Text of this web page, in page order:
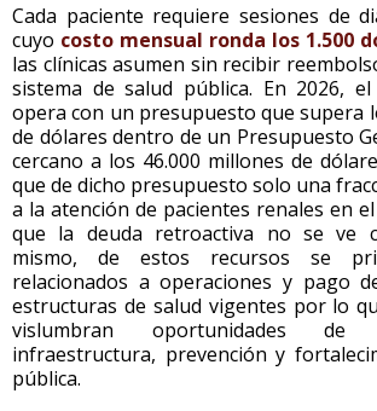
Cada paciente requiere sesiones de
cuyo costo mensual ronda los 1.500
las clínicas asumen sin recibir
sistema de salud pública. En 2026,
opera con un presupuesto que supera
de dólares dentro de un Presupuesto
cercano a los 46.000 millones de
que de dicho presupuesto solo una
a la atención de pacientes renales en
que la deuda retroactiva no se ve
mismo, de estos recursos se
relacionados a operaciones y pago
estructuras de salud vigentes por lo
vislumbran oportunidades
infraestructura, prevención y
pública.